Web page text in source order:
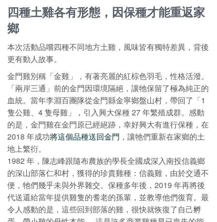
四種土雞各有形態，因保種才能重返家
鄉
本次活動品嚐四種不同地方土雞，風味皆有獨特差異，背後
更有動人故事。
金門雞別稱「金雞」，有著亮麗的紅棕色羽毛，性格活潑。
「兩岸三通」前的金門因環境隔絕，讓牠保留了極為純正的
血統。當年李淵百團隊從金門縣金寧鄉盤山村，帶回了「1
隻公雞、4 隻母雞」，引入興大保種 27 年繁殖成群。感動
的是，金門雞在金門原已經絕跡，幸好興大有進行保種，在
2018 年成功將這個品種送回金門 ，讓牠們重新在家鄉的土
地上繁衍。
1982 年，陳志峰跟隨布農族的學長全國成深入南投信義鄉
的深山部落仁和村，獲得的珍貴雞種：信義雞，由於交通不
便，牠們幾乎未與外界雜交。保種多年後，2019 年再將後
代送還給當年提供雞隻的耆老的孫輩，並教導他們復育。最
令人感動的是，這些回到部落的雞，很快就恢復了自己孵